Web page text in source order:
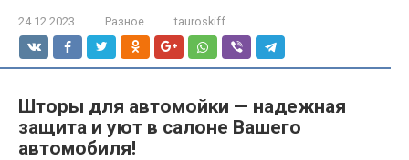
24.12.2023 Разное tauroskiff
Шторы для автомойки — надежная
защита и уют в салоне Вашего
автомобиля!